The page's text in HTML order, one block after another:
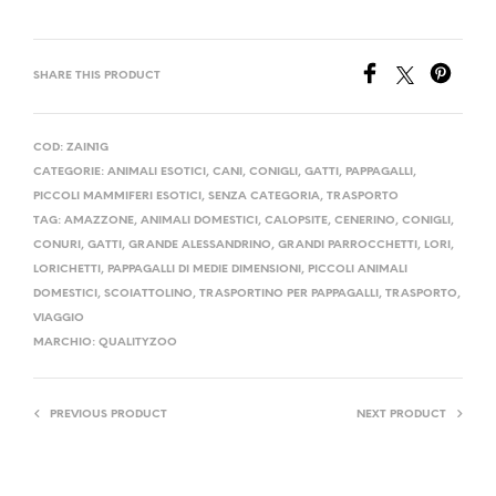
SHARE THIS PRODUCT
COD: ZAIN1G
CATEGORIE: ANIMALI ESOTICI, CANI, CONIGLI, GATTI, PAPPAGALLI,
PICCOLI MAMMIFERI ESOTICI, SENZA CATEGORIA, TRASPORTO
TAG: AMAZZONE, ANIMALI DOMESTICI, CALOPSITE, CENERINO, CONIGLI,
CONURI, GATTI, GRANDE ALESSANDRINO, GRANDI PARROCCHETTI, LORI,
LORICHETTI, PAPPAGALLI DI MEDIE DIMENSIONI, PICCOLI ANIMALI
DOMESTICI, SCOIATTOLINO, TRASPORTINO PER PAPPAGALLI, TRASPORTO,
VIAGGIO
MARCHIO: QUALITYZOO
PREVIOUS PRODUCT NEXT PRODUCT